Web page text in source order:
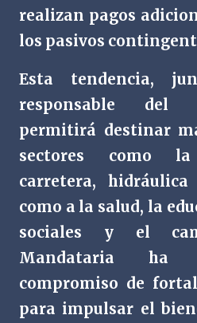
realizan pagos
los pasivos
Esta tendencia,
responsable del
permitirá destinar
sectores como la
carretera,
como a la salud, la
sociales y el
Mandataria ha
compromiso de
para impulsar el